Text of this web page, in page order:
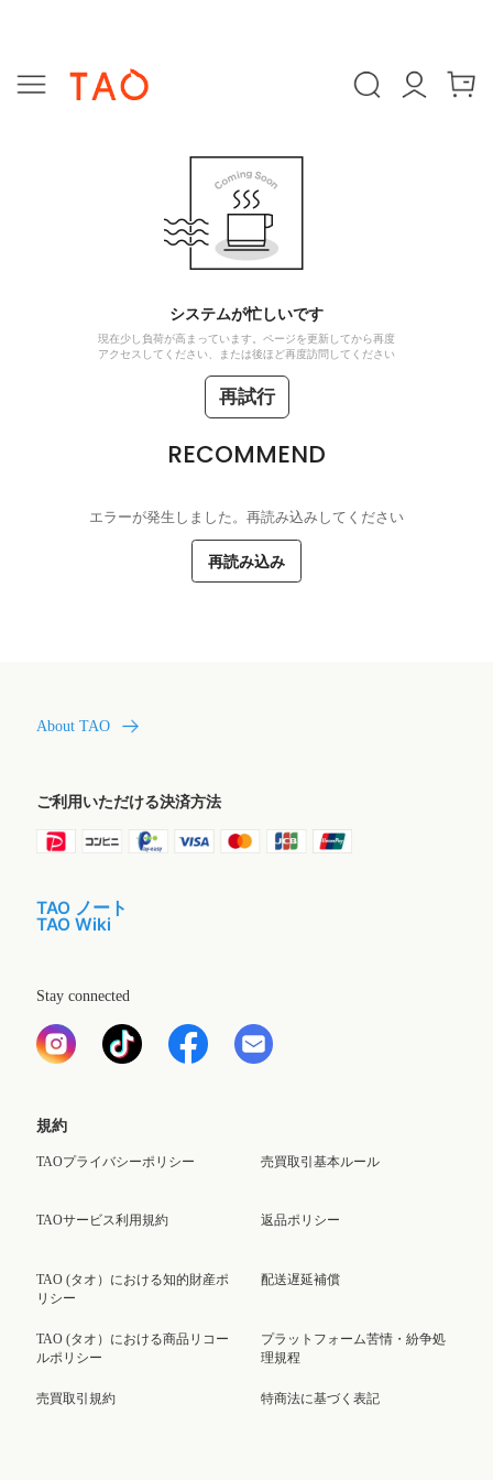
システムが忙しいです
現在少し負荷が高まっています。ページを更新してから再度
アクセスしてください、または後ほど再度訪問してください
再試行
RECOMMEND
エラーが発生しました。再読み込みしてください
再読み込み
About TAO
ご利用いただける決済方法
TAO ノート
TAO Wiki
Stay connected
規約
TAOプライバシーポリシー
TAOサービス利用規約
TAO (タオ）における知的財産ポ
リシー
TAO (タオ）における商品リコー
ルポリシー
売買取引規約
売買取引基本ルール
返品ポリシー
配送遅延補償
プラットフォーム苦情・紛争処
理規程
特商法に基づく表記